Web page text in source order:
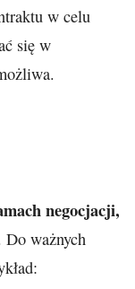
w celu
się w
negocjacji,
Do ważnych